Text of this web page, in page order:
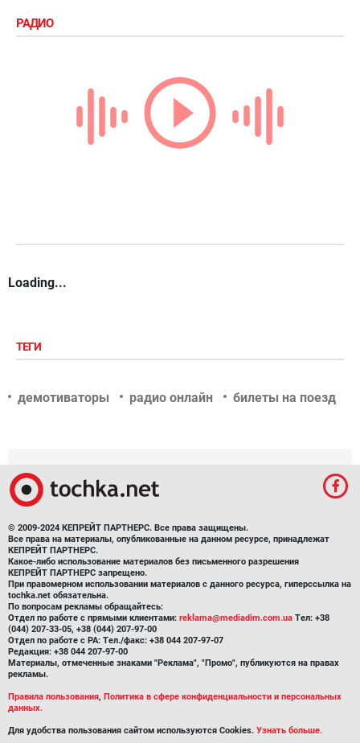
РАДИО
Loading...
ТЕГИ
демотиваторы радио онлайн билеты на поезд
© 2009-2024 КЕПРЕЙТ ПАРТНЕРС. Все права защищены.
Все права на материалы, опубликованные на данном ресурсе, принадлежат
КЕПРЕЙТ ПАРТНЕРС.
Какое-либо использование материалов без письменного разрешения
КЕПРЕЙТ ПАРТНЕРС запрещено.
При правомерном использовании материалов с данного ресурса, гиперссылка на
tochka.net обязательна.
По вопросам рекламы обращайтесь:
Отдел по работе с прямыми клиентами: reklama@mediadim.com.ua Тел: +38
(044) 207-33-05, +38 (044) 207-97-00
Отдел по работе с РА: Тел./факс: +38 044 207-97-07
Редакция: +38 044 207-97-00
Материалы, отмеченные знаками "Реклама", "Промо", публикуются на правах
рекламы.
Правила пользования, Политика в сфере конфиденциальности и персональных
данных.
Для удобства пользования сайтом используются Cookies. Узнать больше.